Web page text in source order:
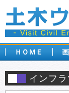
ＨＯＭＥ
インフ